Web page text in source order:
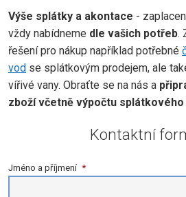
Výše splátky a akontace -
vždy nabídneme dle vašich potřeb.
řešení pro nákup například potřebné
vod se splátkovým prodejem, ale
vířivé vany. Obraťte se na nás a
zboží včetně výpočtu
Kontaktní
Jméno a příjmení *